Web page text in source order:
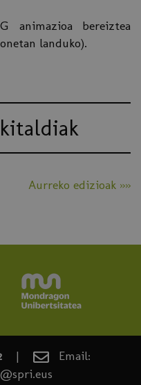
animazioa bereiztea
landuko).
Aurreko edizioak »»
|
Email: